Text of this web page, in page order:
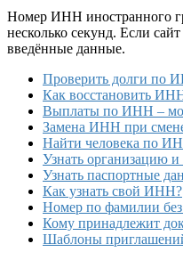
Номер ИНН иностранного
несколько секунд. Если
введённые данные.
Проверить долги по
Как восстановить
Выплаты по ИНН –
Замена ИНН при
Найти человека по
Узнать организацию
Узнать паспортные
Как узнать свой ИНН?
Номер по фамилии без
Кому принадлежит
Шаблоны